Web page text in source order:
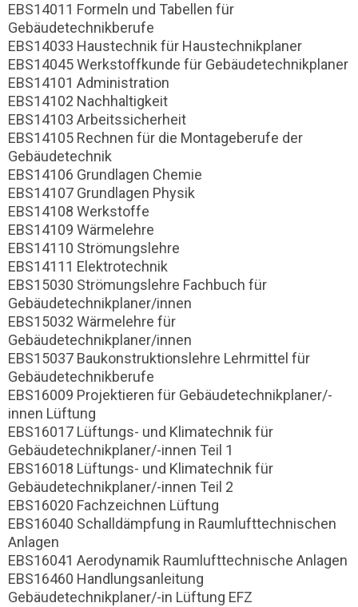
EBS14011 Formeln und Tabellen für
Gebäudetechnikberufe
EBS14033 Haustechnik für Haustechnikplaner
EBS14045 Werkstoffkunde für Gebäudetechnikplaner
EBS14101 Administration
EBS14102 Nachhaltigkeit
EBS14103 Arbeitssicherheit
EBS14105 Rechnen für die Montageberufe der
Gebäudetechnik
EBS14106 Grundlagen Chemie
EBS14107 Grundlagen Physik
EBS14108 Werkstoffe
EBS14109 Wärmelehre
EBS14110 Strömungslehre
EBS14111 Elektrotechnik
EBS15030 Strömungslehre Fachbuch für
Gebäudetechnikplaner/innen
EBS15032 Wärmelehre für
Gebäudetechnikplaner/innen
EBS15037 Baukonstruktionslehre Lehrmittel für
Gebäudetechnikberufe
EBS16009 Projektieren für Gebäudetechnikplaner/-
innen Lüftung
EBS16017 Lüftungs- und Klimatechnik für
Gebäudetechnikplaner/-innen Teil 1
EBS16018 Lüftungs- und Klimatechnik für
Gebäudetechnikplaner/-innen Teil 2
EBS16020 Fachzeichnen Lüftung
EBS16040 Schalldämpfung in Raumlufttechnischen
Anlagen
EBS16041 Aerodynamik Raumlufttechnische Anlagen
EBS16460 Handlungsanleitung
Gebäudetechnikplaner/-in Lüftung EFZ